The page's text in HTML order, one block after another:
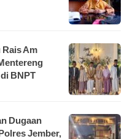
Rais Am
BNPT
Dugaan
Jember,